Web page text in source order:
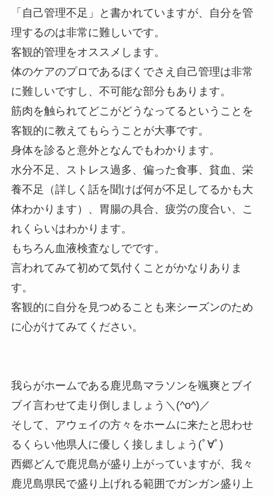
「自己管理不足」と書かれていますが、自分を管
理するのは非常に難しいです。
客観的管理をオススメします。
体のケアのプロであるぼくでさえ自己管理は非常
に難しいですし、不可能な部分もあります。
筋肉を触られてどこがどうなってるということを
客観的に教えてもらうことが大事です。
身体を診ると意外となんでもわかります。
水分不足、ストレス過多、偏った食事、貧血、栄
養不足（詳しく話を聞けば何が不足してるかも大
体わかります）、胃腸の具合、疲労の度合い、こ
れくらいはわかります。
もちろん血液検査なしでです。
言われてみて初めて気付くことがかなりありま
す。
客観的に自分を見つめることも来シーズンのため
に心がけてみてください。
我らがホームである鹿児島マラソンを颯爽とブイ
ブイ言わせて走り倒しましょう＼(^o^)／
そして、アウェイの方々をホームに来たと思わせ
るくらい他県人に優しく接しましょう(ﾟ∀ﾟ)
西郷どんで鹿児島が盛り上がっていますが、我々
鹿児島県民で盛り上げれる範囲でガンガン盛り上